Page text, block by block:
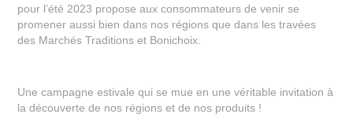
pour l’été 2023 propose aux consommateurs de venir se
promener aussi bien dans nos régions que dans les travées
des Marchés Traditions et Bonichoix.
Une campagne estivale qui se mue en une véritable invitation à
la découverte de nos régions et de nos produits !